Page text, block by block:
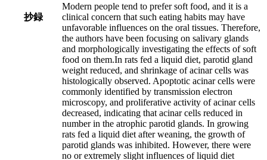
抄録
Modern people tend to prefer soft food, and it is a
clinical concern that such eating habits may have
unfavorable influences on the oral tissues. Therefore,
the authors have been focusing on salivary glands
and morphologically investigating the effects of soft
food on them.In rats fed a liquid diet, parotid gland
weight reduced, and shrinkage of acinar cells was
histologically observed. Apoptotic acinar cells were
commonly identified by transmission electron
microscopy, and proliferative activity of acinar cells
decreased, indicating that acinar cells reduced in
number in the atrophic parotid glands. In growing
rats fed a liquid diet after weaning, the growth of
parotid glands was inhibited. However, there were
no or extremely slight influences of liquid diet